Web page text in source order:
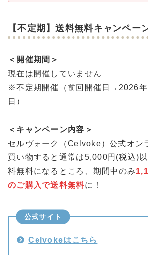
【不定期】送料無料キャンペー
＜開催期間＞
現在は開催していません
※不定期開催（前回開催日→2026
日）
＜キャンペーン内容＞
セルヴォーク（Celvoke）公式オン
買い物すると通常は5,000円(税込)
料無料になるところ、期間中のみ
のご購入で送料無料に！
公式サイト
Celvokeはこちら